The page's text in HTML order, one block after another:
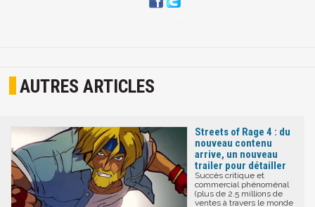
AUTRES ARTICLES
Streets of Rage 4 : du
nouveau contenu
arrive, un nouveau
trailer pour détailler
Succès critique et
commercial phénoménal
(plus de 2.5 millions de
ventes à travers le monde